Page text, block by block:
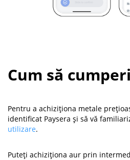
Cum să
Pentru a achiziționa metale
identificat Paysera și să vă
utilizare.
Puteți achiziționa aur prin